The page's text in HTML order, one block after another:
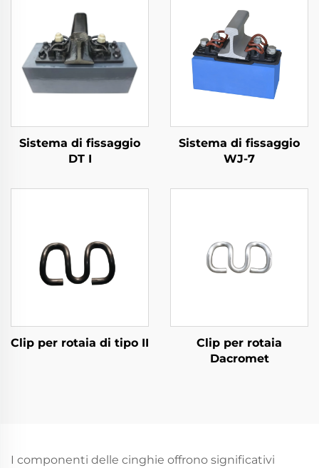
Sistema di fissaggio
DT I
Sistema di fissaggio
WJ-7
Clip per rotaia di tipo II
Clip per rotaia
Dacromet
I componenti delle cinghie offrono significativi